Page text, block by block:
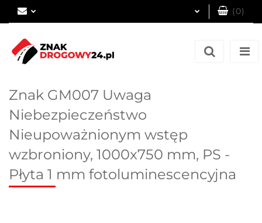
(0)
Znak GM007 Uwaga
Niebezpieczeństwo
Nieupoważnionym wstęp
wzbroniony, 1000x750 mm, PS -
Płyta 1 mm fotoluminescencyjna